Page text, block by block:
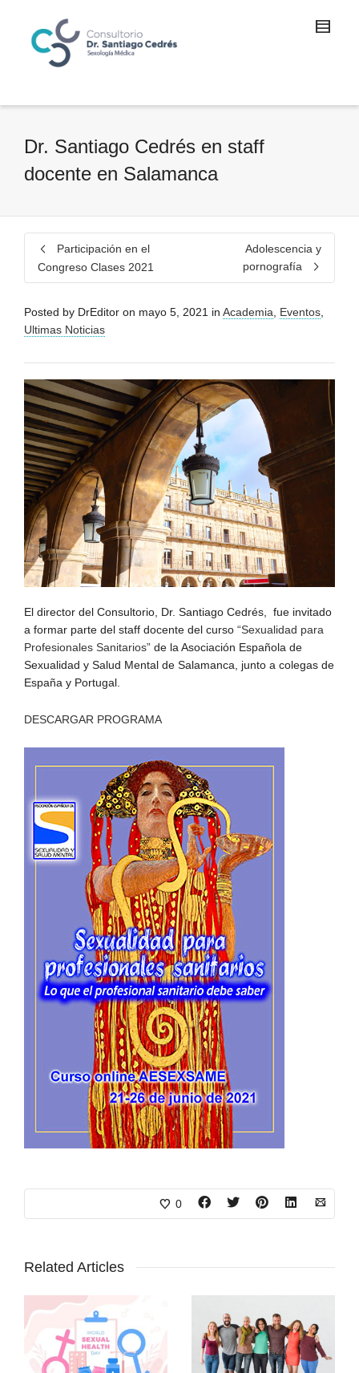
Dr. Santiago Cedrés en staff
docente en Salamanca
Participación en el
Congreso Clases 2021
Adolescencia y
pornografía
Posted by DrEditor on mayo 5, 2021 in Academia Eventos
Ultimas Noticias
El director del Consultorio, Dr. Santiago Cedrés, fue invitado
a formar parte del staff docente del curso “Sexualidad para
Profesionales Sanitarios” de la Asociación Española de
Sexualidad y Salud Mental de Salamanca, junto a colegas de
España y Portugal.
DESCARGAR PROGRAMA
0
Related Articles